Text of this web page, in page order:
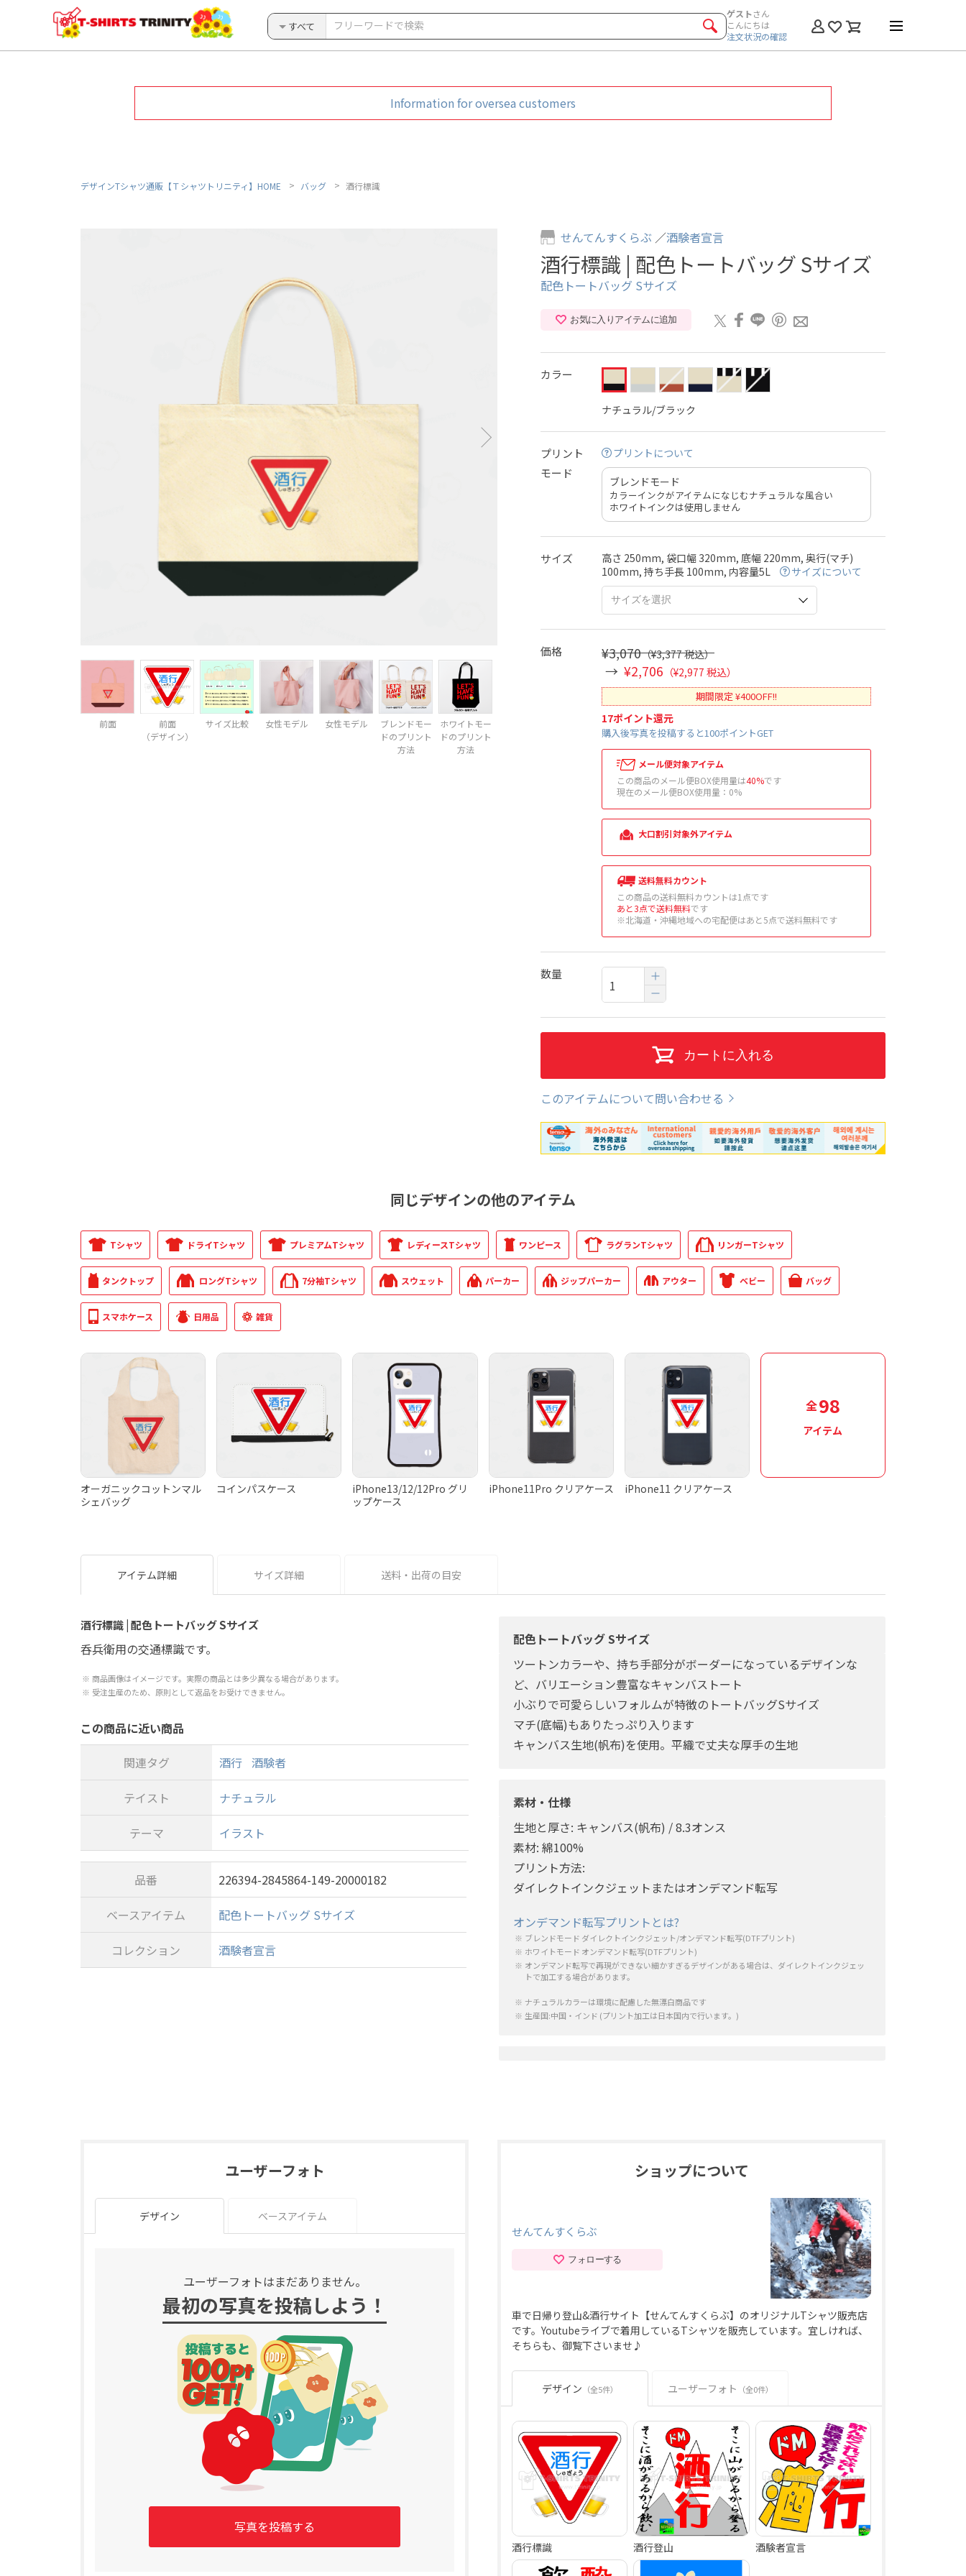
Information for oversea customers
すべて
ゲストさん
こんにちは
注文状況の確認
デザインTシャツ通販【Ｔシャツトリニティ】HOME バッグ 酒行標識
せんてんすくらぶ 酒験者宣言
酒行標識 | 配色トートバッグ Sサイズ
配色トートバッグ Sサイズ
お気に入りアイテムに追加
カラー
ナチュラル/ブラック
プリント
モード
プリントについて
ブレンドモード
カラーインクがアイテムになじむナチュラルな風合い
ホワイトインクは使用しません
サイズ
高さ 250mm, 袋口幅 320mm, 底幅 220mm, 奥行(マチ)
100mm, 持ち手長 100mm, 内容量5L
サイズについて
価格 ¥3,070（¥3,377 税込）
¥2,706 （¥2,977 税込）
期間限定 ¥400OFF!!
17ポイント還元
購入後写真を投稿すると100ポイントGET
メール便対象アイテム
この商品のメール便BOX使用量は40%です
現在のメール便BOX使用量： 0%
大口割引対象外アイテム
送料無料カウント
この商品の送料無料カウントは1点です
あと3点で送料無料です
※北海道・沖縄地域への宅配便はあと5点で送料無料です
数量
カートに入れる
このアイテムについて問い合わせる
前面
前面
（デザイン）
サイズ比較 女性モデル 女性モデル
ブレンドモー
ドのプリント
方法
ホワイトモー
ドのプリント
方法
同じデザインの他のアイテム
Tシャツ ドライTシャツ プレミアムTシャツ レディースTシャツ ワンピース ラグランTシャツ リンガーTシャツ
タンクトップ ロングTシャツ 7分袖Tシャツ スウェット パーカー ジップパーカー アウター ベビー バッグ
スマホケース 日用品 雑貨
オーガニックコットンマル
シェバッグ
コインパスケース
iPhone13/12/12Pro グリ
ップケース
iPhone11Pro クリアケース iPhone11 クリアケース
全98
アイテム
アイテム詳細 サイズ詳細 送料・出荷の目安
酒行標識 | 配色トートバッグ Sサイズ
呑兵衛用の交通標識です。
商品画像はイメージです。実際の商品とは多少異なる場合があります。
受注生産のため、原則として返品をお受けできません。
この商品に近い商品
関連タグ
酒行 酒験者
テイスト ナチュラル
テーマ イラスト
品番 226394-2845864-149-20000182
ベースアイテム 配色トートバッグ Sサイズ
コレクション 酒験者宣言
配色トートバッグ Sサイズ
ツートンカラーや、持ち手部分がボーダーになっているデザインな
ど、バリエーション豊富なキャンバストート
小ぶりで可愛らしいフォルムが特徴のトートバッグSサイズ
マチ(底幅)もありたっぷり入ります
キャンバス生地(帆布)を使用。平織で丈夫な厚手の生地
素材・仕様
生地と厚さ: キャンバス(帆布) / 8.3オンス
素材: 綿100%
プリント方法:
ダイレクトインクジェットまたはオンデマンド転写
オンデマンド転写プリントとは?
ブレンドモード ダイレクトインクジェット/オンデマンド転写(DTFプリント)
ホワイトモード オンデマンド転写(DTFプリント)
オンデマンド転写で再現ができない細かすぎるデザインがある場合は、ダイレクトインクジェッ
トで加工する場合があります。
ナチュラルカラーは環境に配慮した無漂白商品です
生産国:中国・インド (プリント加工は日本国内で行います。)
ユーザーフォト
デザイン ベースアイテム
ユーザーフォトはまだありません。
最初の写真を投稿しよう！
写真を投稿する
ショップについて
せんてんすくらぶ
フォローする
車で日帰り登山&酒行サイト【せんてんすくらぶ】のオリジナルTシャツ販売店
です。Youtubeライブで着用しているTシャツを販売しています。宜しければ、
そちらも、御覧下さいませ♪
デザイン （全5件） ユーザーフォト （全0件）
酒行標識 酒行登山 酒験者宣言